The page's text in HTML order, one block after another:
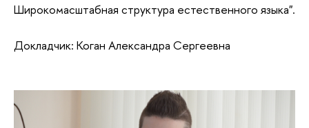
Широкомасштабная структура естественного языка".
Докладчик: Коган Александра Сергеевна